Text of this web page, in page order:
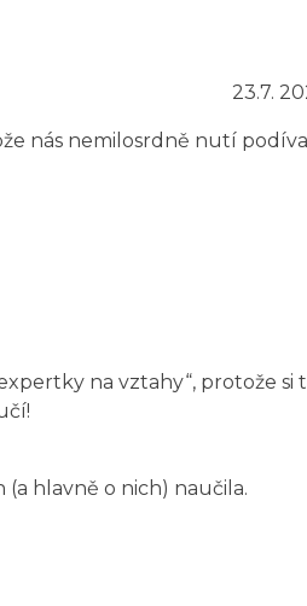
23.7.
nás nemilosrdně nutí
na vztahy“, protože
(a hlavně o nich) naučila.